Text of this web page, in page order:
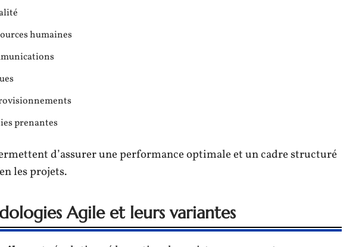
humaines
prenantes
d’assurer une performance optimale et un cadre structuré
les projets.
Agile et leurs variantes